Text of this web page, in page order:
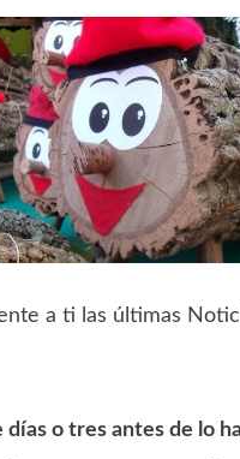
a ti las últimas
días o tres antes de lo